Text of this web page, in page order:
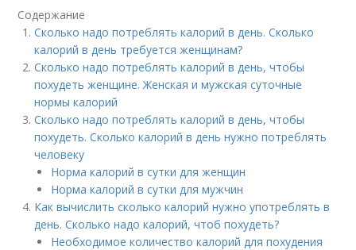
Содержание
Сколько надо потреблять калорий в день. Сколько
калорий в день требуется женщинам?
Сколько надо потреблять калорий в день, чтобы
похудеть женщине. Женская и мужская суточные
нормы калорий
Сколько надо потреблять калорий в день, чтобы
похудеть. Сколько калорий в день нужно потреблять
человеку
Норма калорий в сутки для женщин
Норма калорий в сутки для мужчин
Как вычислить сколько калорий нужно употреблять в
день. Сколько надо калорий, чтоб похудеть?
Необходимое количество калорий для похудения